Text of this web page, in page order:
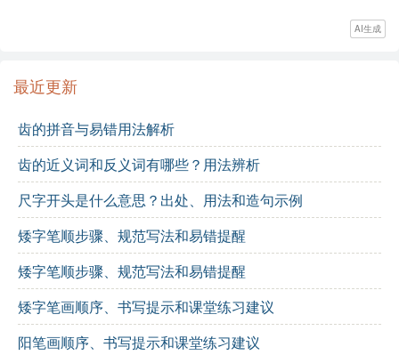
最近更新
齿的拼音与易错用法解析
齿的近义词和反义词有哪些？用法辨析
尺字开头是什么意思？出处、用法和造句示例
矮字笔顺步骤、规范写法和易错提醒
矮字笔顺步骤、规范写法和易错提醒
矮字笔画顺序、书写提示和课堂练习建议
阳笔画顺序、书写提示和课堂练习建议
AI生成